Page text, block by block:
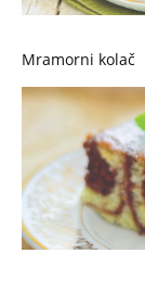
Mramorni kolač